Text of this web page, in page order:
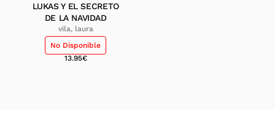
LUKAS Y EL SECRETO
DE LA NAVIDAD
vila, laura
No Disponible
13.95€